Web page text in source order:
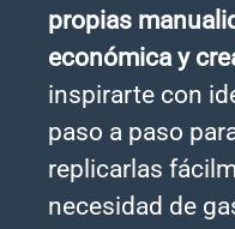
propias
económica y
inspirarte con
paso a paso
replicarlas
necesidad de